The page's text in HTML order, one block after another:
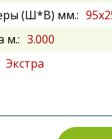
(Ш*В) мм.:
м.: 3.000
Экстра